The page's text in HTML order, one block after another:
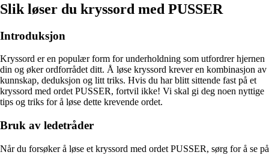
Slik løser du kryssord med PUSSER
Introduksjon
Kryssord er en populær form for underholdning som utfordrer hjernen
din og øker ordforrådet ditt. Å løse kryssord krever en kombinasjon av
kunnskap, deduksjon og litt triks. Hvis du har blitt sittende fast på et
kryssord med ordet PUSSER, fortvil ikke! Vi skal gi deg noen nyttige
tips og triks for å løse dette krevende ordet.
Bruk av ledetråder
Når du forsøker å løse et kryssord med ordet PUSSER, sørg for å se på